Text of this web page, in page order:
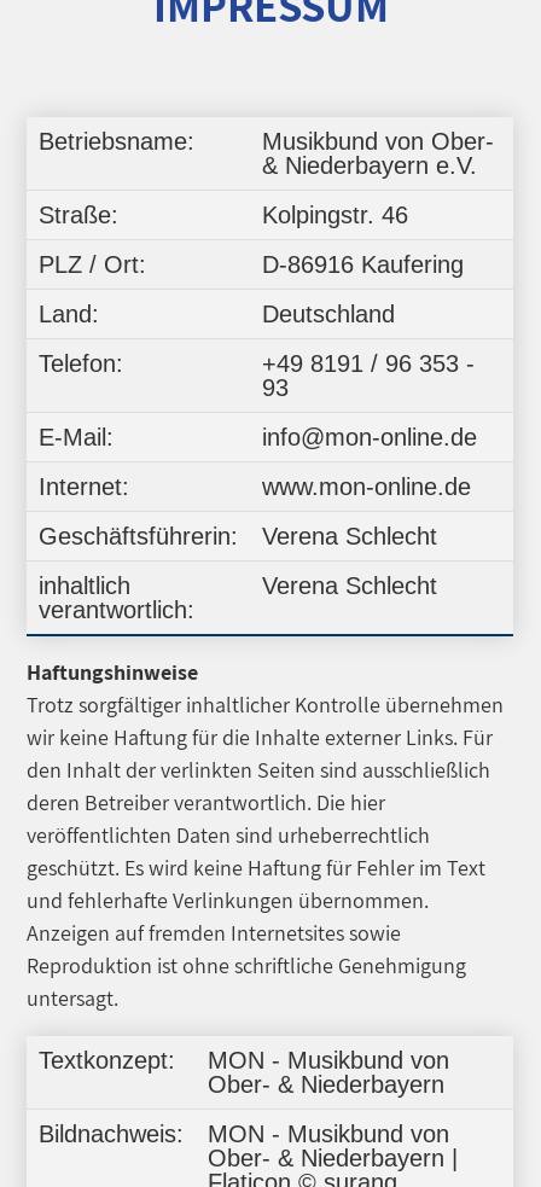
Betriebsname:
Musikbund von Ober-
& Niederbayern e.V.
Straße:
Kolpingstr. 46
PLZ / Ort:
D-86916 Kaufering
Land:
Deutschland
Telefon:
+49 8191 / 96 353 -
93
E-Mail:
info@mon-online.de
Internet:
www.mon-online.de
Geschäftsführerin:
Verena Schlecht
inhaltlich
verantwortlich:
Verena Schlecht
Haftungshinweise
Trotz sorgfältiger inhaltlicher Kontrolle übernehmen
wir keine Haftung für die Inhalte externer Links. Für
den Inhalt der verlinkten Seiten sind ausschließlich
deren Betreiber verantwortlich. Die hier
veröffentlichten Daten sind urheberrechtlich
geschützt. Es wird keine Haftung für Fehler im Text
und fehlerhafte Verlinkungen übernommen.
Anzeigen auf fremden Internetsites sowie
Reproduktion ist ohne schriftliche Genehmigung
untersagt.
Textkonzept:
MON - Musikbund von
Ober- & Niederbayern
Bildnachweis:
MON - Musikbund von
Ober- & Niederbayern |